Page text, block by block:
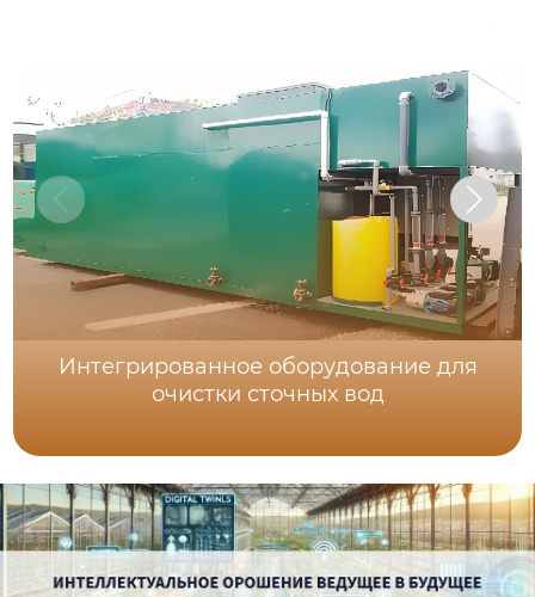
Интегрированное оборудование для
очистки сточных вод